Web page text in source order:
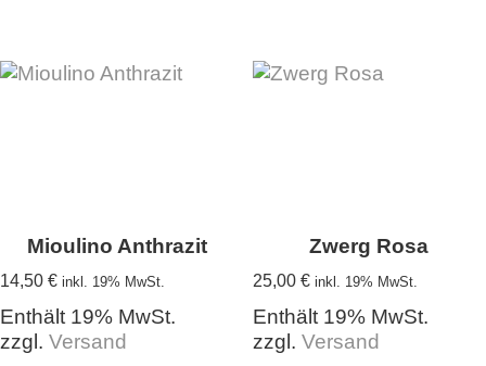
Mioulino Anthrazit
14,50 € inkl. 19% MwSt.
Enthält 19% MwSt.
zzgl. Versand
Zwerg Rosa
25,00 € inkl. 19% MwSt.
Enthält 19% MwSt.
zzgl. Versand